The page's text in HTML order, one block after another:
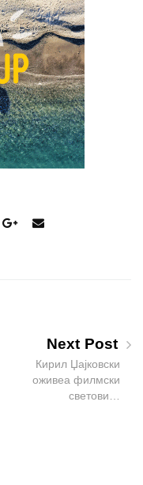
Next Post
Кирил Џајковски
оживеа филмски
светови…